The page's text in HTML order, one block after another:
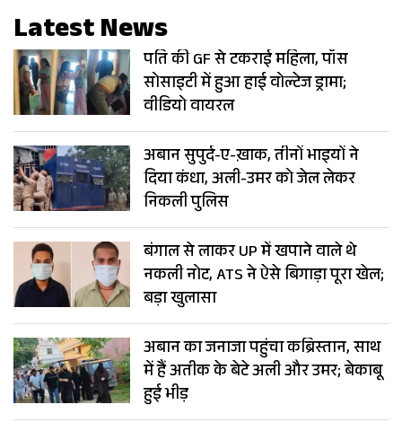
Latest News
पति की GF से टकराई महिला, पॉस
सोसाइटी में हुआ हाई वोल्टेज ड्रामा;
वीडियो वायरल
अबान सुपुर्द-ए-ख़ाक, तीनों भाइयों ने
दिया कंधा, अली-उमर को जेल लेकर
निकली पुलिस
बंगाल से लाकर UP में खपाने वाले थे
नकली नोट, ATS ने ऐसे बिगाड़ा पूरा खेल;
बड़ा खुलासा
अबान का जनाजा पहुंचा कब्रिस्तान, साथ
में हैं अतीक के बेटे अली और उमर; बेकाबू
हुई भीड़